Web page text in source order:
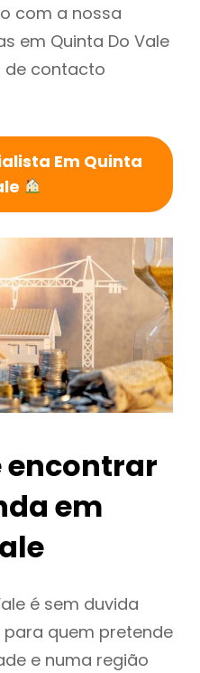
com a nossa
em Quinta Do Vale
de contacto
Em Quinta
encontrar
em
é sem duvida
quem pretende
e numa região